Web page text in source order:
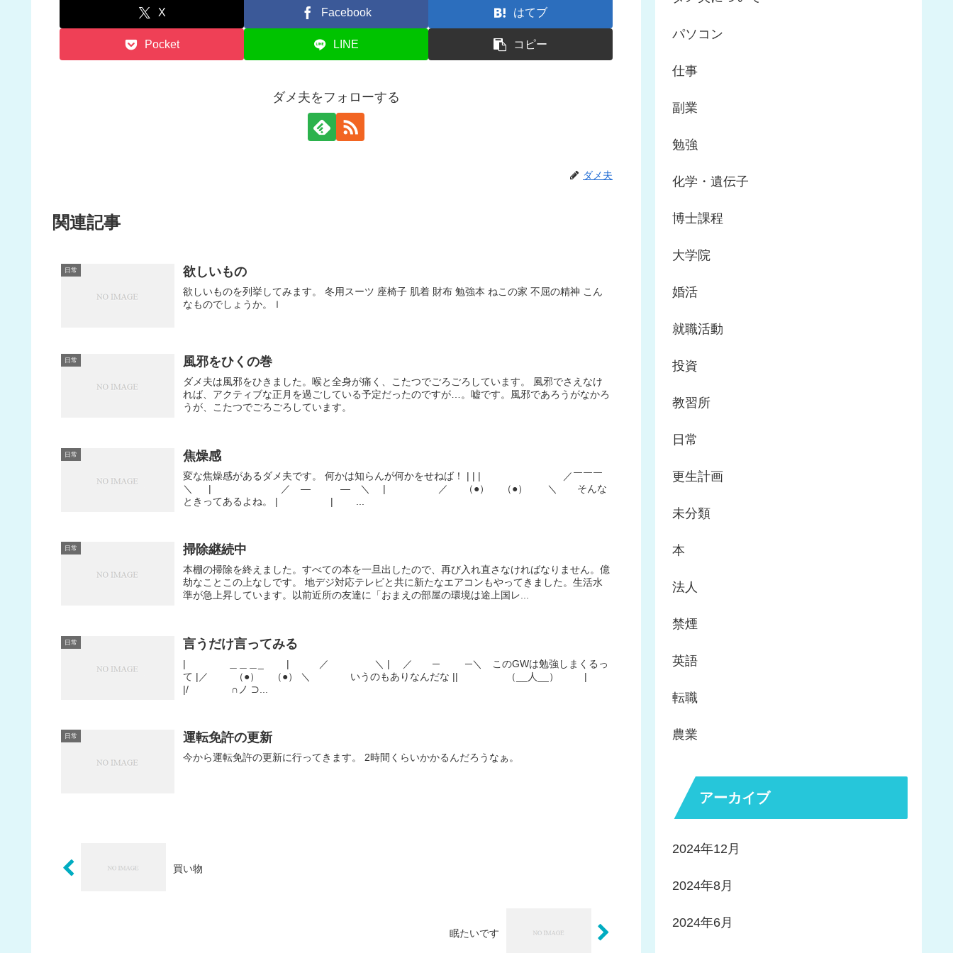
X Facebook はてブ
Pocket LINE コピー
ダメ夫をフォローする
ダメ夫
関連記事
日常 欲しいもの
欲しいものを列挙してみます。 冬用スーツ 座椅子 肌着 財布 勉強本 ねこの家 不屈の精神 こん
なものでしょうか。ｌ
日常 風邪をひくの巻
ダメ夫は風邪をひきました。喉と全身が痛く、こたつでごろごろしています。 風邪でさえなけ
れば、アクティブな正月を過ごしている予定だったのですが…。嘘です。風邪であろうがなかろ
うが、こたつでごろごろしています。
日常 焦燥感
変な焦燥感があるダメ夫です。 何かは知らんが何かをせねば！ | | | ／￣￣￣
＼ | ／ ― ― ＼ | ／ （●） （●） ＼ そんな
ときってあるよね。 | | ...
日常 掃除継続中
本棚の掃除を終えました。すべての本を一旦出したので、再び入れ直さなければなりません。億
劫なことこの上なしです。 地デジ対応テレビと共に新たなエアコンもやってきました。生活水
準が急上昇しています。以前近所の友達に「おまえの部屋の環境は途上国レ...
日常 言うだけ言ってみる
| ＿＿＿_ | ／ ＼ | ／ ─ ─＼ このGWは勉強しまくるっ
て |／ （●） （●） ＼ いうのもありなんだな || （__人__） |
|/ ∩ノ ⊃...
日常 運転免許の更新
今から運転免許の更新に行ってきます。 2時間くらいかかるんだろうなぁ。
買い物
眠たいです
パソコン
仕事
副業
勉強
化学・遺伝子
博士課程
大学院
婚活
就職活動
投資
教習所
日常
更生計画
未分類
本
法人
禁煙
英語
転職
農業
アーカイブ
2024年12月
2024年8月
2024年6月